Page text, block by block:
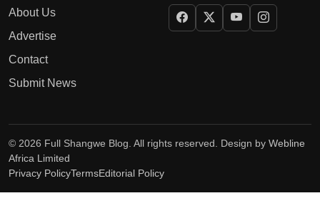
About Us
Advertise
Contact
Submit News
© 2026 Full Shangwe Blog. All rights reserved. Design by Webline
Africa Limited
Privacy PolicyTermsEditorial Policy